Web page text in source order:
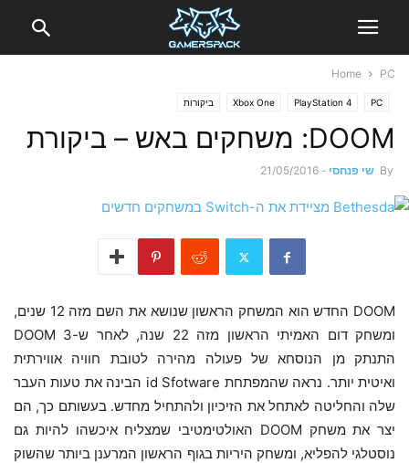
Home PC
PC
PlayStation 4
Xbox One ביקורות
DOOM: משחקים באש – ביקורת
By שי פנחסי -
21/05/2016
DOOM החדש הוא המשחק הראשון שנושא את השם מזה 12 שנים,
ומשחק דום האמיתי הראשון מזה 22 שנה, לאחר ש-DOOM 3
התנתק מן הנוסחא של פעולה מהירה לטובת חוויה אווירתית
ואיטית יותר. נראה שהמפתחת id Sfotware הבינה את טעות העבר
שלה והחליטה לאתחל את הזיכיון ולהתחיל מחדש. בעשותם כך, הם
יצר את משחק DOOM האולטימטיבי שמצליח איכשהו להיות גם
נוסטלגי להפליא, ומשחק היריות בגוף הראשון המרענן ביותר שהשוק